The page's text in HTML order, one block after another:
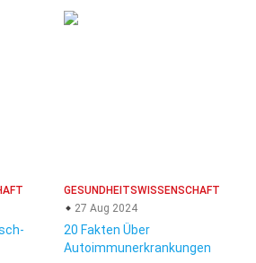
GESUNDHEITSWISSENSCHAFT
27 Aug 2024
20 Fakten Über
Autoimmunerkrankungen